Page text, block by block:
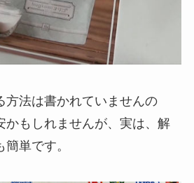
方法は書かれていませんの
かもしれませんが、実は、解
単です。